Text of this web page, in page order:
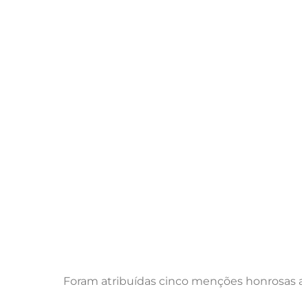
Foram atribuídas cinco menções honrosas